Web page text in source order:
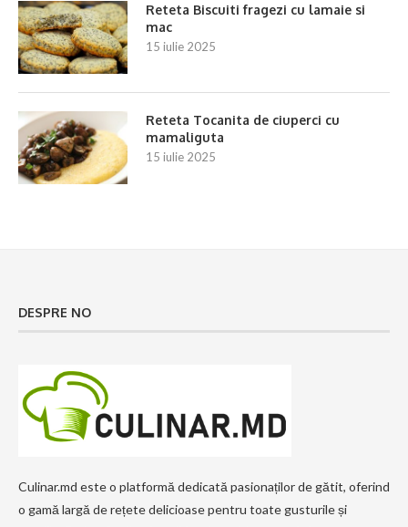
Reteta Biscuiti fragezi cu lamaie si
mac
15 iulie 2025
Reteta Tocanita de ciuperci cu
mamaliguta
15 iulie 2025
DESPRE NO
Culinar.md este o platformă dedicată pasionaților de gătit, oferind
o gamă largă de rețete delicioase pentru toate gusturile și